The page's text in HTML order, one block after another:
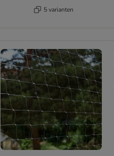
5 varianten